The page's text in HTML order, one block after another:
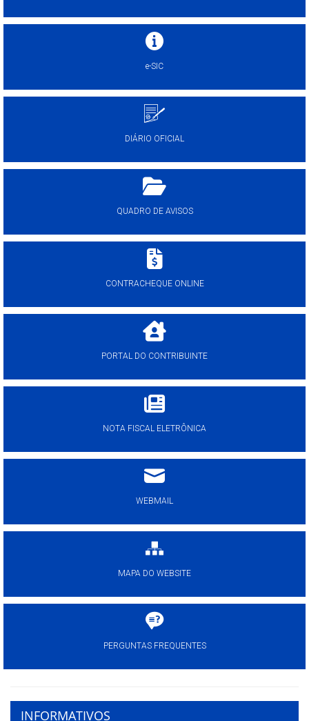
e-SIC
DIÁRIO OFICIAL
QUADRO DE AVISOS
CONTRACHEQUE ONLINE
PORTAL DO CONTRIBUINTE
NOTA FISCAL ELETRÔNICA
WEBMAIL
MAPA DO WEBSITE
PERGUNTAS FREQUENTES
INFORMATIVOS